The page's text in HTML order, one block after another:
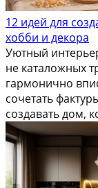
12 идей для
хобби и декора
Уютный
не каталожных
гармонично
сочетать
создавать дом,